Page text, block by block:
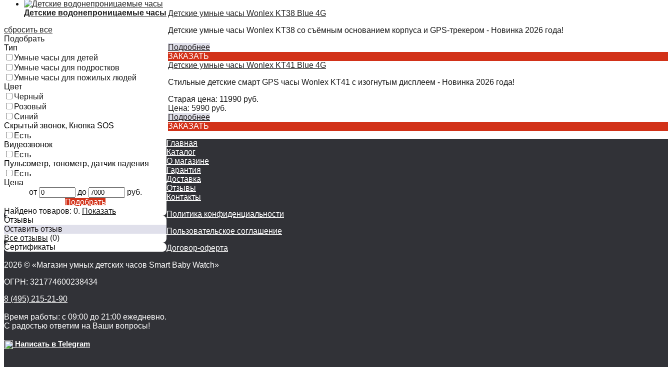
Детские водонепроницаемые часы
сбросить все
Подобрать
Тип
Умные часы для детей
Умные часы для подростков
Умные часы для пожилых людей
Цвет
Черный
Розовый
Синий
Скрытый звонок, Кнопка SOS
Есть
Видеозвонок
Есть
Пульсометр, тонометр, датчик падения
Есть
Цена
от
до
руб.
Подобрать
Найдено товаров: 0. Показать
Отзывы
Оставить отзыв
Все отзывы (0)
Сертификаты
Детские умные часы Wonlex KT38 Blue 4G
Детские умные часы Wonlex KT38 со съёмным основанием корпуса и GPS-трекером - Новинка 2026 года!
Подробнее
ЗАКАЗАТЬ
Детские умные часы Wonlex KT41 Blue 4G
Стильные детские смарт GPS часы Wonlex KT41 с изогнутым дисплеем - Новинка 2026 года!
Старая цена: 11990 руб.
Цена: 5990 руб.
Подробнее
ЗАКАЗАТЬ
Главная
Каталог
О магазине
Гарантия
Доставка
Отзывы
Контакты
Политика конфиденциальности
Пользовательское соглашение
Договор-оферта
2026 © «Магазин умных детских часов Smart Baby Watch»
ОГРН: 321774600238434
8 (495) 215-21-90
Время работы: с 09:00 до 21:00 ежедневно.
С радостью ответим на Ваши вопросы!
Написать в Telegram